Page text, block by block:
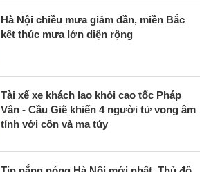
Hà Nội chiều mưa giảm dần, miền Bắc
kết thúc mưa lớn diện rộng
Tài xế xe khách lao khỏi cao tốc Pháp
Vân - Cầu Giẽ khiến 4 người tử vong âm
tính với cồn và ma túy